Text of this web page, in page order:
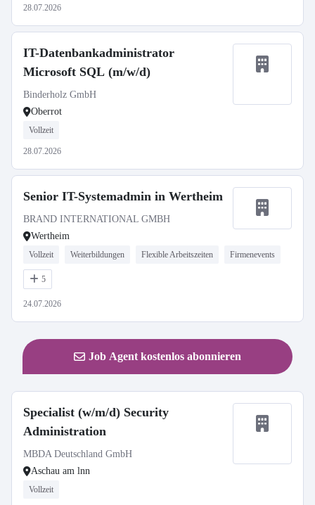
28.07.2026
IT-Datenbankadministrator
Microsoft SQL (m/w/d)
Binderholz GmbH
Oberrot
Vollzeit
28.07.2026
Senior IT-Systemadmin in Wertheim
BRAND INTERNATIONAL GMBH
Wertheim
Vollzeit Weiterbildungen Flexible Arbeitszeiten Firmenevents
5
24.07.2026
Job Agent kostenlos abonnieren
Specialist (w/m/d) Security
Administration
MBDA Deutschland GmbH
Aschau am lnn
Vollzeit